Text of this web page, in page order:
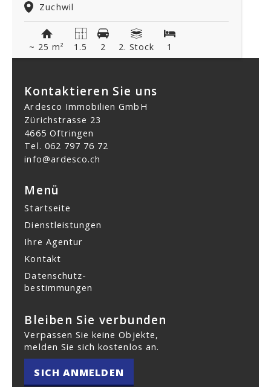
Zuchwil
~ 25 m² 1.5 2 2. Stock 1
Kontaktieren Sie uns
Ardesco Immobilien GmbH
Zürichstrasse 23
4665 Oftringen
Tel. 062 797 76 72
info@ardesco.ch
Menü
Startseite
Dienstleistungen
Ihre Agentur
Kontakt
Datenschutz­
bestimmungen
Bleiben Sie verbunden
Verpassen Sie keine Objekte,
melden Sie sich kostenlos an.
SICH ANMELDEN